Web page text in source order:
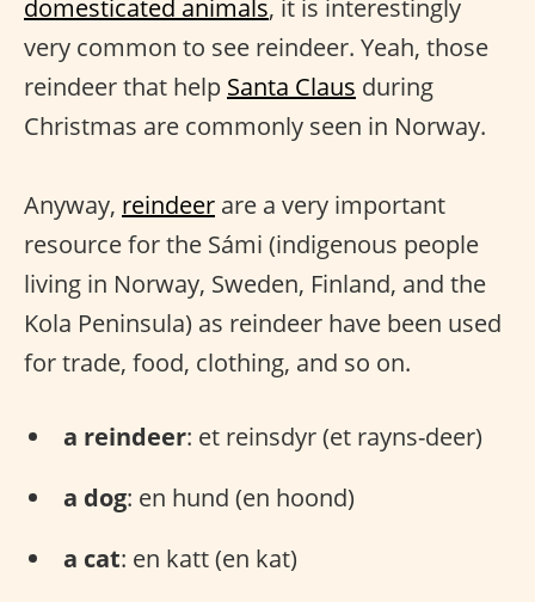
domesticated animals, it is interestingly
very common to see reindeer. Yeah, those
reindeer that help Santa Claus during
Christmas are commonly seen in Norway.
Anyway, reindeer are a very important
resource for the Sámi (indigenous people
living in Norway, Sweden, Finland, and the
Kola Peninsula) as reindeer have been used
for trade, food, clothing, and so on.
a reindeer: et reinsdyr (et rayns-deer)
a dog: en hund (en hoond)
a cat: en katt (en kat)